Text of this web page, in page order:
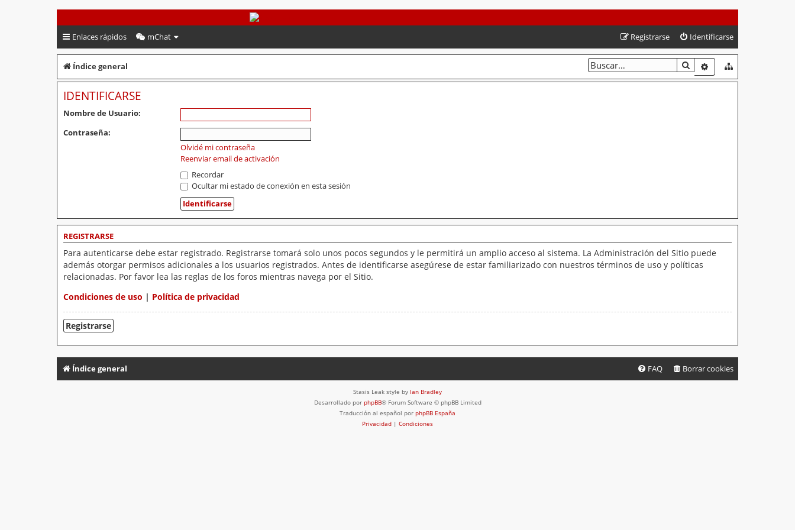
PeruVoley.com
Enlaces rápidos mChat Identificarse
Registrarse
Índice general BUSCARBÚSQUEDA
IDENTIFICARSE
Nombre de Usuario:
Contraseña:
Olvidé mi contraseña
Reenviar email de activación
Recordar
Ocultar mi estado de conexión en esta sesión
REGISTRARSE
Para autenticarse debe estar registrado. Registrarse tomará solo unos pocos segundos y le permitirá un amplio acceso al sistema. La Administración del Sitio puede
además otorgar permisos adicionales a los usuarios registrados. Antes de identificarse asegúrese de estar familiarizado con nuestros términos de uso y políticas
relacionadas. Por favor lea las reglas de los foros mientras navega por el Sitio.
Condiciones de uso | Política de privacidad
Registrarse
Índice general Borrar cookies
FAQ
Stasis Leak style by Ian Bradley
Desarrollado por phpBB® Forum Software © phpBB Limited
Traducción al español por phpBB España
Privacidad | Condiciones